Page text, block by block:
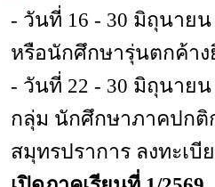
- วันที่ 16 - 30 มิถุนาย
หรือนักศึกษารุ่นตกค้า
- วันที่ 22 - 30 มิถุนาย
กลุ่ม นักศึกษาภาคปกติ
สมุทรปราการ ลงทะเบี